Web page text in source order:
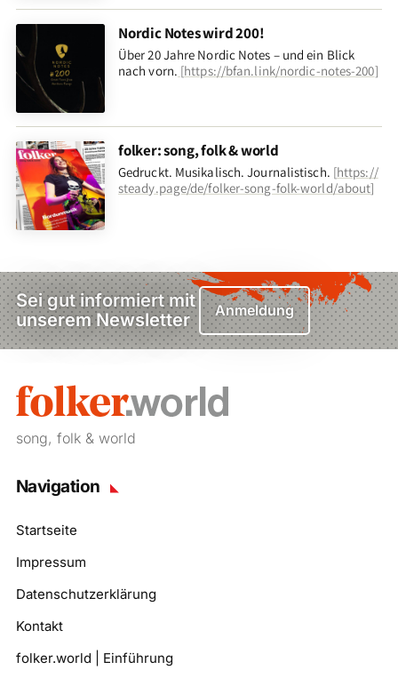
Nordic Notes wird 200!
Über 20 Jahre Nordic Notes – und ein Blick
nach vorn. [https://bfan.link/nordic-notes-200]
folker: song, folk & world
Gedruckt. Musikalisch. Journalistisch. [https://
steady.page/de/folker-song-folk-world/about]
Sei gut informiert mit
unserem Newsletter
Anmeldung
song, folk & world
Navigation
Startseite
Impressum
Datenschutzerklärung
Kontakt
folker.world | Einführung